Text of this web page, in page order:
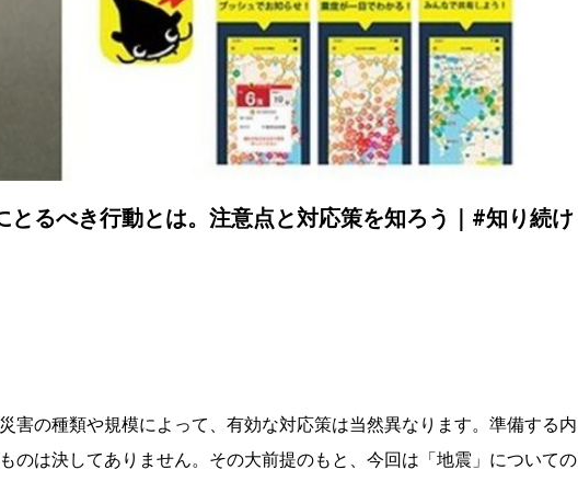
とるべき行動とは。注意点と対応策を知ろう｜#知り続け
害の種類や規模によって、有効な対応策は当然異なります。準備する内
のは決してありません。その大前提のもと、今回は「地震」についての